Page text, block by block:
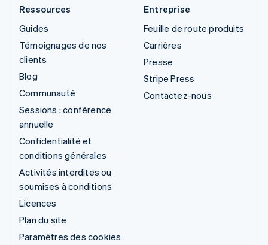
Ressources
Guides
Témoignages de nos
clients
Blog
Communauté
Sessions : conférence
annuelle
Confidentialité et
conditions générales
Activités interdites ou
soumises à conditions
Licences
Plan du site
Paramètres des cookies
Entreprise
Feuille de route produits
Carrières
Presse
Stripe Press
Contactez-nous